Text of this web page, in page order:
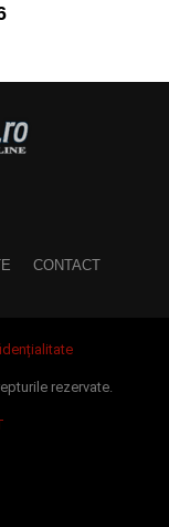
CONTACT
rezervate.